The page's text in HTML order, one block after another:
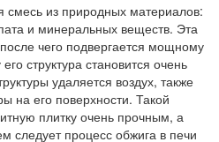
смесь из природных материалов:
и минеральных веществ. Эта
чего подвергается мощному
структура становится очень
удаляется воздух, также
на его поверхности. Такой
плитку очень прочным, а
следует процесс обжига в печи